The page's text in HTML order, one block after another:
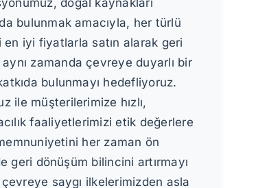
bulunmak amacıyla, her türlü
iyi fiyatlarla satın alarak geri
zamanda çevreye duyarlı bir
bulunmayı hedefliyoruz.
ile müşterilerimize hızlı,
faaliyetlerimizi etik değerlere
her zaman ön
geri dönüşüm bilincini artırmayı
saygı ilkelerimizden asla